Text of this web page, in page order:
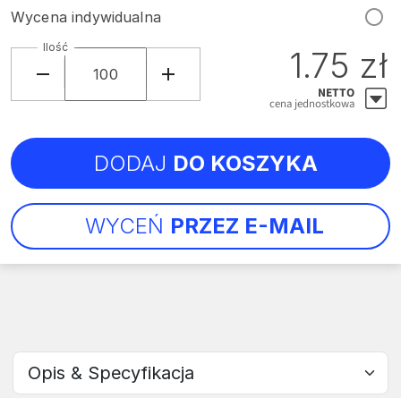
Wybierz sekcję
Wycena indywidualna
Ilość 1.75 zł
NETTO
cena jednostkowa
WYCEŃ PRZEZ E-MAIL
DODAJ DO KOSZYKA